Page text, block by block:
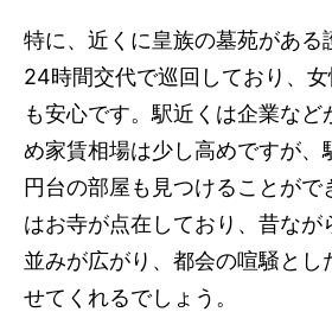
特に、近くに皇族の墓苑がある
24時間交代で巡回しており、
も安心です。駅近くは企業など
め家賃相場は少し高めですが、
円台の部屋も見つけることがで
はお寺が点在しており、昔なが
並みが広がり、都会の喧騒とし
せてくれるでしょう。